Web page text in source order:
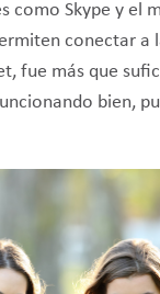
como Skype y el
conectar a
fue más que
bien,